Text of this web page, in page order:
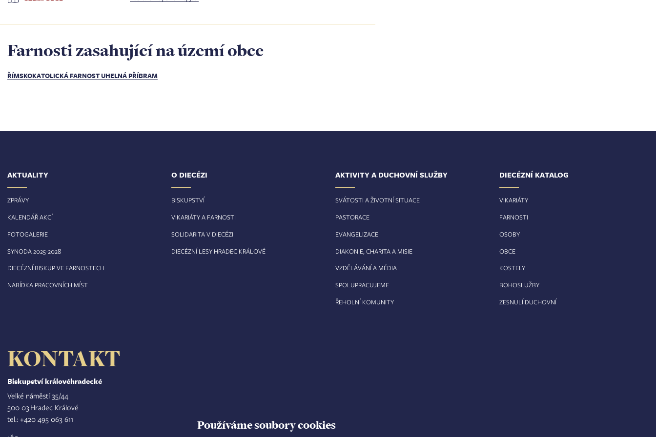
Používáme soubory cookies
Farnosti zasahující na území obce
ŘÍMSKOKATOLICKÁ FARNOST UHELNÁ PŘÍBRAM
AKTUALITY
ZPRÁVY
KALENDÁŘ AKCÍ
FOTOGALERIE
SYNODA 2025-2028
DIECÉZNÍ BISKUP VE FARNOSTECH
NABÍDKA PRACOVNÍCH MÍST
O DIECÉZI
BISKUPSTVÍ
VIKARIÁTY A FARNOSTI
SOLIDARITA V DIECÉZI
DIECÉZNÍ LESY HRADEC KRÁLOVÉ
AKTIVITY A DUCHOVNÍ SLUŽBY
SVÁTOSTI A ŽIVOTNÍ SITUACE
PASTORACE
EVANGELIZACE
DIAKONIE, CHARITA A MISIE
VZDĚLÁVÁNÍ A MÉDIA
SPOLUPRACUJEME
ŘEHOLNÍ KOMUNITY
DIECÉZNÍ KATALOG
VIKARIÁTY
FARNOSTI
OSOBY
OBCE
KOSTELY
BOHOSLUŽBY
ZESNULÍ DUCHOVNÍ
KONTAKT
Biskupství královéhradecké
Velké náměstí 35/44
500 03 Hradec Králové
tel.: +420 495 063 611